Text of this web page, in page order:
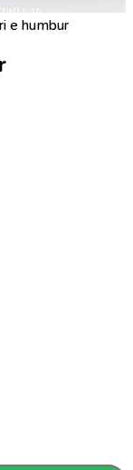
e humbur